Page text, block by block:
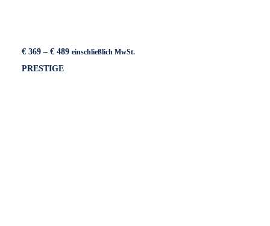
€ 369 – € 489Preisspanne:
einschließlich MwSt.
PRESTIGE